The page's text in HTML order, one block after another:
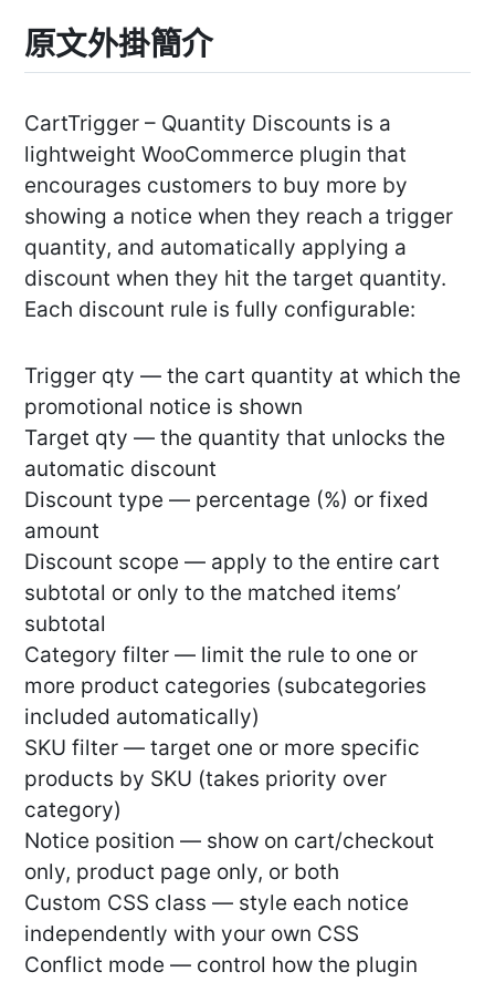
原文外掛簡介
CartTrigger – Quantity Discounts is a
lightweight WooCommerce plugin that
encourages customers to buy more by
showing a notice when they reach a trigger
quantity, and automatically applying a
discount when they hit the target quantity.
Each discount rule is fully configurable:
Trigger qty — the cart quantity at which the
promotional notice is shown
Target qty — the quantity that unlocks the
automatic discount
Discount type — percentage (%) or fixed
amount
Discount scope — apply to the entire cart
subtotal or only to the matched items’
subtotal
Category filter — limit the rule to one or
more product categories (subcategories
included automatically)
SKU filter — target one or more specific
products by SKU (takes priority over
category)
Notice position — show on cart/checkout
only, product page only, or both
Custom CSS class — style each notice
independently with your own CSS
Conflict mode — control how the plugin